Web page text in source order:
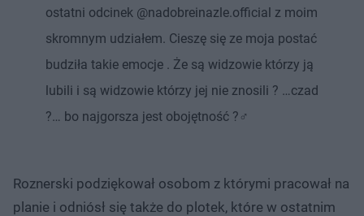
ostatni odcinek @nadobreinazle.official z moim
skromnym udziałem. Cieszę się ze moja postać
budziła takie emocje . Że są widzowie którzy ją
lubili i są widzowie którzy jej nie znosili ? …czad
?… bo najgorsza jest obojętność ?‍♂️
Roznerski podziękował osobom z którymi pracował na
planie i odniósł się także do plotek, które w ostatnim